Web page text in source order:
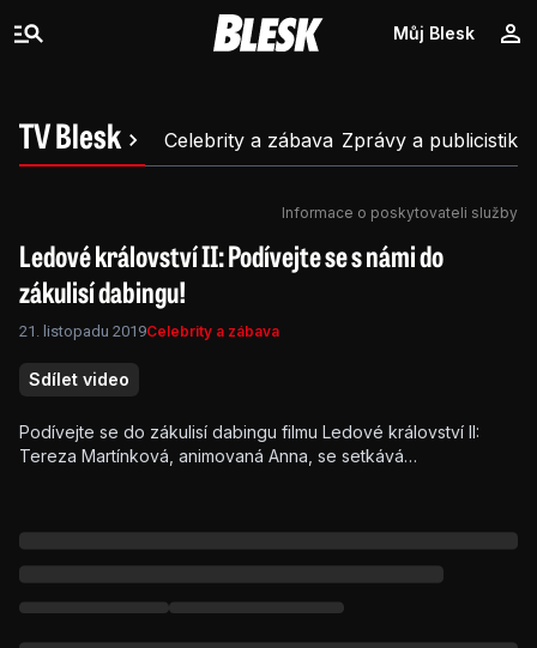
Můj Blesk
TV Blesk Celebrity a zábava Zprávy a publicistika
Informace o poskytovateli služby
Ledové království II: Podívejte se s námi do
zákulisí dabingu!
21. listopadu 2019Celebrity a zábava
Sdílet video
Podívejte se do zákulisí dabingu filmu Ledové království II:
Tereza Martínková, animovaná Anna, se setkává